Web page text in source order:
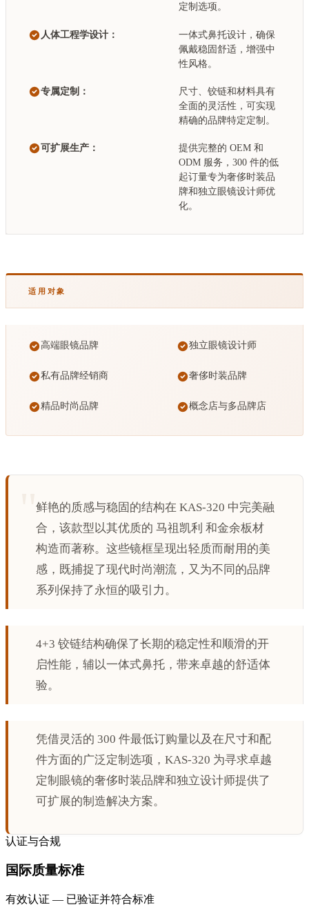
定制选项。
人体工程学设计：
一体式鼻托设计，确保
佩戴稳固舒适，增强中
性风格。
专属定制：
尺寸、铰链和材料具有
全面的灵活性，可实现
精确的品牌特定定制。
可扩展生产：
提供完整的 OEM 和
ODM 服务，300 件的低
起订量专为奢侈时装品
牌和独立眼镜设计师优
化。
适用对象
高端眼镜品牌 独立眼镜设计师
私有品牌经销商 奢侈时装品牌
精品时尚品牌 概念店与多品牌店
鲜艳的质感与稳固的结构在 KAS-320 中完美融
合，该款型以其优质的 马祖凯利 和金余板材
构造而著称。这些镜框呈现出轻质而耐用的美
感，既捕捉了现代时尚潮流，又为不同的品牌
系列保持了永恒的吸引力。
4+3 铰链结构确保了长期的稳定性和顺滑的开
启性能，辅以一体式鼻托，带来卓越的舒适体
验。
凭借灵活的 300 件最低订购量以及在尺寸和配
件方面的广泛定制选项，KAS-320 为寻求卓越
定制眼镜的奢侈时装品牌和独立设计师提供了
可扩展的制造解决方案。
认证与合规
国际质量标准
有效认证 — 已验证并符合标准